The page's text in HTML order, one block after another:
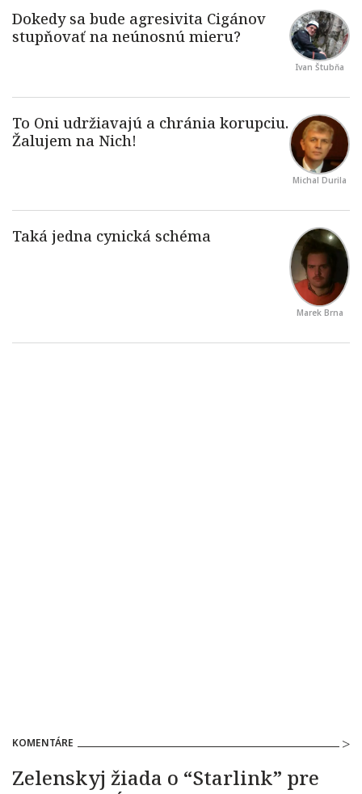
Ivan Štubňa
Michal Durila
Marek Brna
KOMENTÁRE
Zelenskyj žiada o “Starlink” pre